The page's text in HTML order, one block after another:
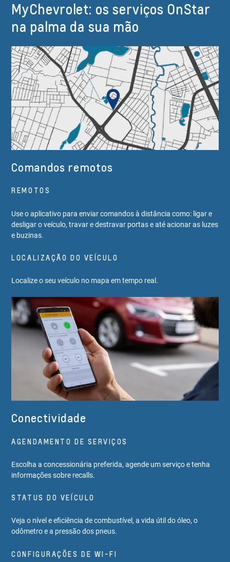
MyChevrolet: os serviços OnStar
na palma da sua mão
Comandos remotos
REMOTOS
Use o aplicativo para enviar comandos à distância como: ligar e
desligar o veículo, travar e destravar portas e até acionar as luzes
e buzinas.
LOCALIZAÇÃO DO VEÍCULO
Localize o seu veículo no mapa em tempo real.
Conectividade
AGENDAMENTO DE SERVIÇOS
Escolha a concessionária preferida, agende um serviço e tenha
informações sobre recalls.
STATUS DO VEÍCULO
Veja o nível e eficiência de combustível, a vida útil do óleo, o
odômetro e a pressão dos pneus.
CONFIGURAÇÕES DE WI-FI